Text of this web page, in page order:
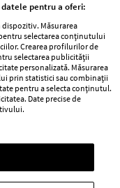
practice
821/25.09.2025.
minorilor.
SRL
pentru a oferi:
dispozitiv. Măsurarea
selectarea conținutului
Crearea profilurilor de
selectarea publicității
personalizată. Măsurarea
prin statistici sau combinații
pentru a selecta conținutul.
Date precise de